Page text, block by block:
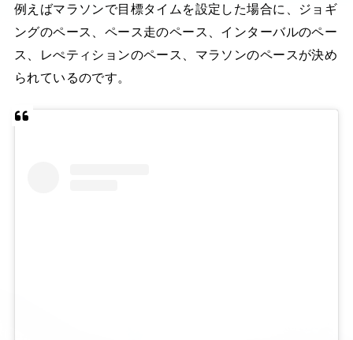
例えばマラソンで目標タイムを設定した場合に、ジョギ
ングのペース、ペース走のペース、インターバルのペー
ス、レぺティションのペース、マラソンのペースが決め
られているのです。